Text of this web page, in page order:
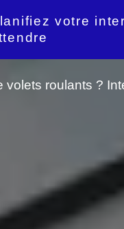
votre
volets roulants ?